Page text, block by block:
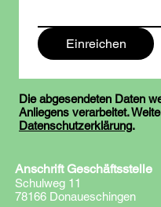
Einreichen
Die abgesendeten Daten
Anliegens verarbeitet.
Datenschutzerklärung.
Anschrift Geschäftsstelle
Schulweg 11
78166 Donaueschingen